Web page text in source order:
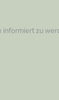
informiert zu